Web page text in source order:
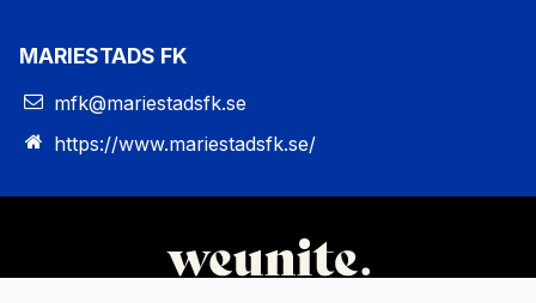
MARIESTADS FK
mfk@mariestadsfk.se
https://www.mariestadsfk.se/